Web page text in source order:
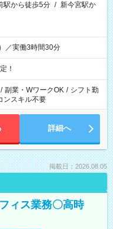
駅から徒歩5分 / 新今宮駅か
／実働3時間30分
！
/ 副業・WワークOK / シフト勤
ンスキル不要
詳細へ
掲載日：2026.08.05
ィス業務〇高時